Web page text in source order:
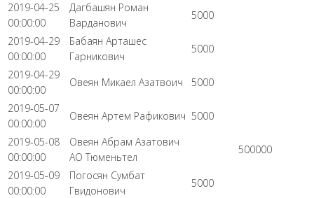
2019-04-25
00:00:00
Дагбашян Роман
Варданович
5000
2019-04-29
00:00:00
Бабаян Арташес
Гарникович
5000
2019-04-29
00:00:00
Овеян Микаел Азатвоич
5000
2019-05-07
00:00:00
Овеян Артем Рафикович 5000
2019-05-08
00:00:00
Овеян Абрам Азатович
АО Тюменьтел
500000
2019-05-09
00:00:00
Погосян Сумбат
Гвидонович
5000